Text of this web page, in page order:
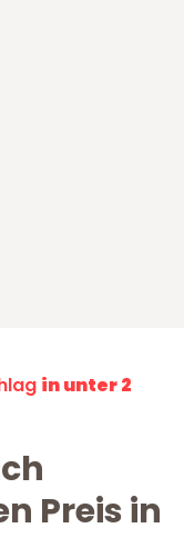
in unter 2
Preis in